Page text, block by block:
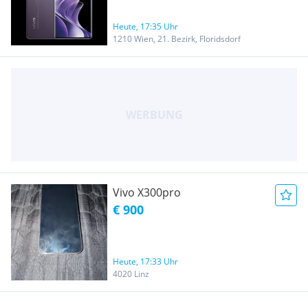
Heute, 17:35 Uhr
1210 Wien, 21. Bezirk, Floridsdorf
Vivo X300pro
€ 900
Heute, 17:33 Uhr
4020 Linz